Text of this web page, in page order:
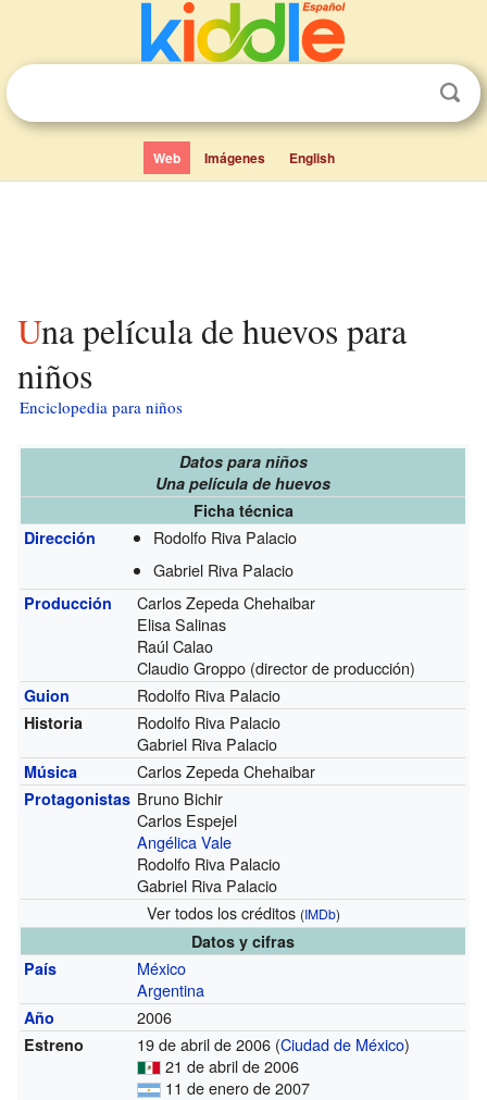
Web Imágenes English
Una película de huevos para
niños
Enciclopedia para niños
Datos para niños
Una película de huevos
Ficha técnica
Dirección
Rodolfo Riva Palacio
Gabriel Riva Palacio
Producción
Carlos Zepeda Chehaibar
Elisa Salinas
Raúl Calao
Claudio Groppo (director de producción)
Guion Rodolfo Riva Palacio
Historia
Rodolfo Riva Palacio
Gabriel Riva Palacio
Música Carlos Zepeda Chehaibar
Protagonistas Bruno Bichir
Carlos Espejel
Angélica Vale
Rodolfo Riva Palacio
Gabriel Riva Palacio
Ver todos los créditos (IMDb)
Datos y cifras
País
México
Argentina
Año 2006
Estreno 19 de abril de 2006 (Ciudad de México)
21 de abril de 2006
11 de enero de 2007